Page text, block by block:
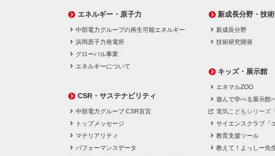
エネルギー・原子力
中部電力グループの再生可能エネルギー
浜岡原子力発電所
グローバル事業
エネルギーについて
CSR・サステナビリティ
中部電力グループ CSR宣言
トップメッセージ
マテリアリティ
パフォーマンスデータ
新成長分野・技
新成長分野
技術研究開発
キッズ・展示館
エネマルZOO
遊んで学べる展示館
電気こどもシリーズ
サイエンスクラブ「
教育支援ツール
教えて！よっしー先